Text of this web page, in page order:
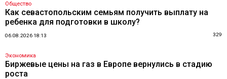
Общество
Как севастопольским семьям получить выплату на
ребенка для подготовки в школу?
06.08.2026 18:13 329
Экономика
Биржевые цены на газ в Европе вернулись в стадию
роста